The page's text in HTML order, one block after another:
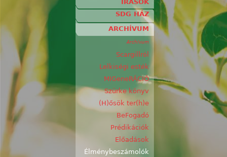
ÍRÁSOK
SDG HÁZ
ARCHÍVUM
Archívum
Scargillról
Lelkiségi esték
MIGeneRÁCIÓ
Szürke könyv
(H)ősök ter(h)e
BeFogadó
Prédikációk
Előadások
Élménybeszámolók